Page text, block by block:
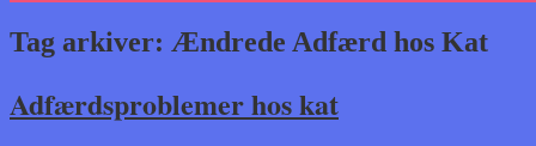
Tag arkiver: Ændrede Adfærd hos Kat
Adfærdsproblemer hos kat